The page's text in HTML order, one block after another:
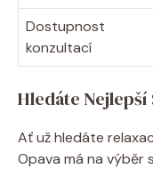
Dostupnost
konzultací
Hledáte Nejlepší
Ať už hledáte
Opava má na výběr